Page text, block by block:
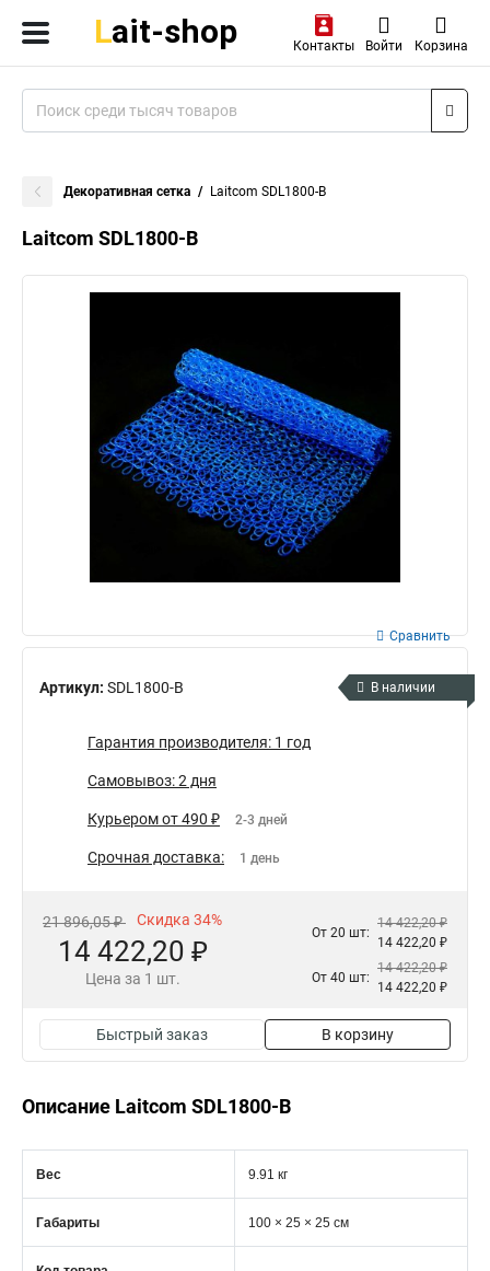
Контакты Войти Корзина
Декоративная сетка Laitcom SDL1800-B
Laitcom SDL1800-B
Артикул: SDL1800-B
Сравнить
В наличии
Гарантия производителя: 1 год
Самовывоз: 2 дня
Курьером от 490 ₽ 2-3 дней
Срочная доставка: 1 день
21 896,05 ₽ Скидка 34%
14 422,20 ₽
Цена за 1 шт.
От 20 шт:
14 422,20 ₽
14 422,20 ₽
От 40 шт:
14 422,20 ₽
14 422,20 ₽
Быстрый заказ В корзину
Описание Laitcom SDL1800-B
Вес 9.91 кг
Габариты 100 × 25 × 25 см